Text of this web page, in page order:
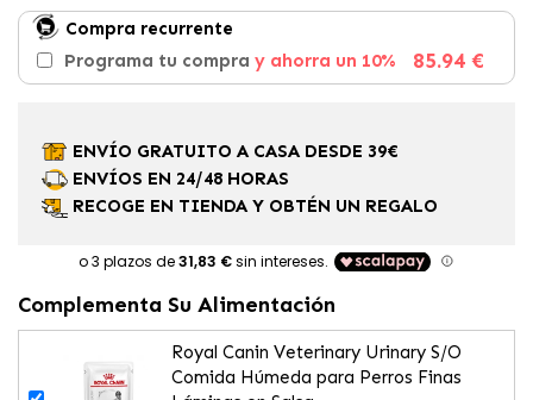
Compra recurrente
Programa tu compra y ahorra un 10% 85.94 €
ENVÍO GRATUITO A CASA DESDE 39€
ENVÍOS EN 24/48 HORAS
RECOGE EN TIENDA Y OBTÉN UN REGALO
Complementa Su Alimentación
Royal Canin Veterinary Urinary S/O
Comida Húmeda para Perros Finas